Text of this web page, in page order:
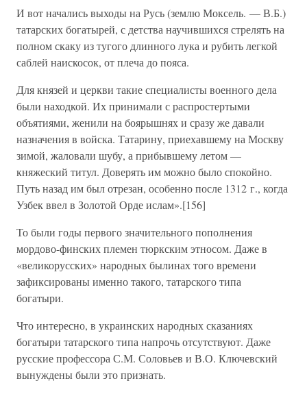
И вот начались выходы на Русь (землю Моксель. — В.Б.)
татарских богатырей, с детства научившихся стрелять на
полном скаку из тугого длинного лука и рубить легкой
саблей наискосок, от плеча до пояса.
Для князей и церкви такие специалисты военного дела
были находкой. Их принимали с распростертыми
объятиями, женили на боярышнях и сразу же давали
назначения в войска. Татарину, приехавшему на Москву
зимой, жаловали шубу, а прибывшему летом —
княжеский титул. Доверять им можно было спокойно.
Путь назад им был отрезан, особенно после 1312 г., когда
Узбек ввел в Золотой Орде ислам».[156]
То были годы первого значительного пополнения
мордово-финских племен тюркским этносом. Даже в
«великорусских» народных былинах того времени
зафиксированы именно такого, татарского типа
богатыри.
Что интересно, в украинских народных сказаниях
богатыри татарского типа напрочь отсутствуют. Даже
русские профессора С.М. Соловьев и В.О. Ключевский
вынуждены были это признать.